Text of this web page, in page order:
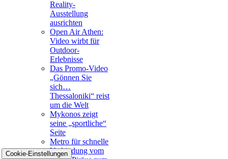
Reality-
Ausstellung
ausrichten
Open Air Athen:
Video wirbt für
Outdoor-
Erlebnisse
Das Promo-Video
„Gönnen Sie
sich…
Thessaloniki“ reist
um die Welt
Mykonos zeigt
seine „sportliche“
Seite
Metro für schnelle
Verbindung vom
Cookie-Einstellungen